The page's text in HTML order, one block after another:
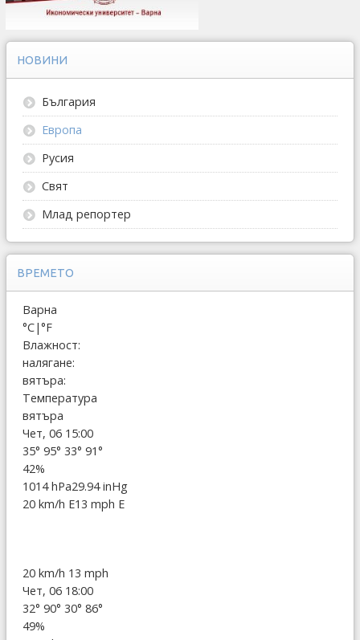
НОВИНИ
България
Европа
Русия
Свят
Млад репортер
ВРЕМЕТО
Варна
°C|°F
Влажност:
налягане:
вятъра:
Температура
вятъра
Чет, 06 15:00
35° 95° 33° 91°
42%
1014 hPa29.94 inHg
20 km/h E13 mph E
20 km/h 13 mph
Чет, 06 18:00
32° 90° 30° 86°
49%